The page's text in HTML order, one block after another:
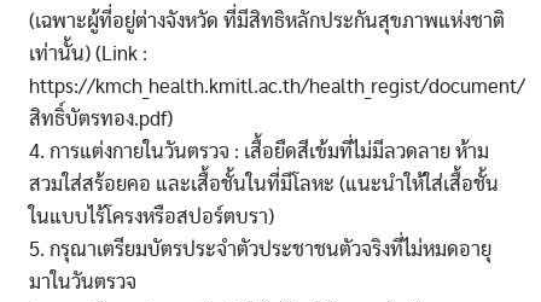
(เฉพาะผู้ที่อยู่ต่างจังหวัด ที่มีสิทธิหลักประกันสุขภาพแห่งชาติ
เท่านั้น) (Link :
https://kmch_health.kmitl.ac.th/health_regist/document/
สิทธิ์บัตรทอง.pdf)
4. การแต่งกายในวันตรวจ : เสื้อยืดสีเข้มที่ไม่มีลวดลาย ห้าม
สวมใส่สร้อยคอ และเสื้อชั้นในที่มีโลหะ (แนะนำให้ใส่เสื้อชั้น
ในแบบไร้โครงหรือสปอร์ตบรา)
5. กรุณาเตรียมบัตรประจำตัวประชาชนตัวจริงที่ไม่หมดอายุ
มาในวันตรวจ